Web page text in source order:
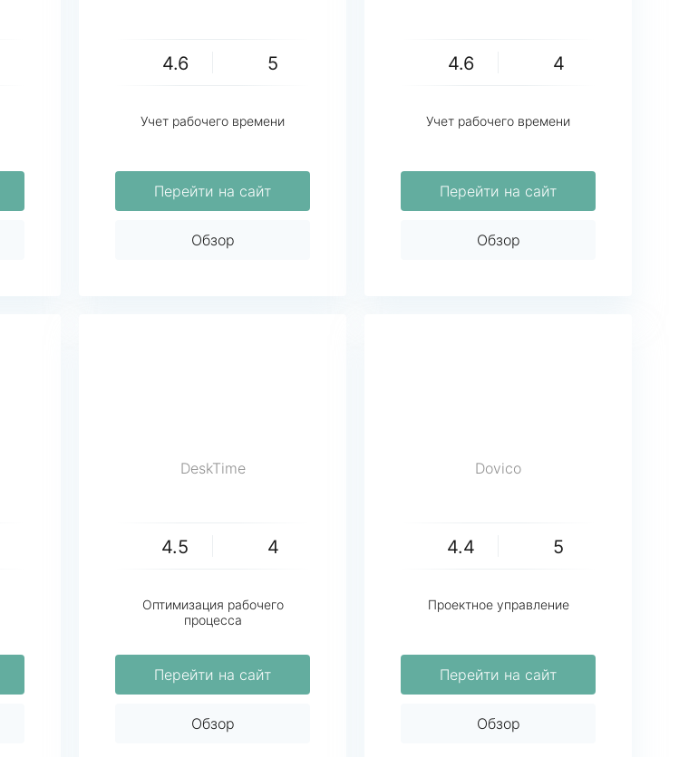
4.6 5
Учет рабочего времени
Перейти на сайт
Обзор
4.6 4
Учет рабочего времени
Перейти на сайт
Обзор
DeskTime
4.5 4
Оптимизация рабочего
процесса
Перейти на сайт
Обзор
Dovico
4.4 5
Проектное управление
Перейти на сайт
Обзор